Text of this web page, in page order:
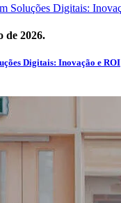
de 2026.
Digitais: Inovação e ROI